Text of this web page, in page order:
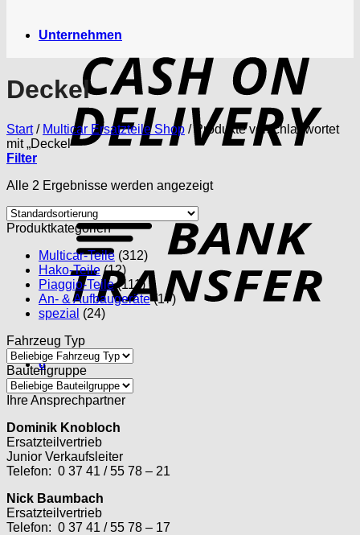
0
Unternehmen
Deckel
Start / Multicar Ersatzteile Shop /Produkte verschlagwortet
mit „Deckel“
Filter
Alle 2 Ergebnisse werden angezeigt
Produktkategorien
Multicar-Teile (312)
Hako-Teile (12)
Piaggio-Teile (111)
An- & Aufbaugeräte (17)
spezial (24)
Fahrzeug Typ
Bauteilgruppe
Ihre Ansprechpartner
Dominik Knobloch
Ersatzteilvertrieb
Junior Verkaufsleiter
Telefon: 0 37 41 / 55 78 – 21
Nick Baumbach
Ersatzteilvertrieb
Telefon: 0 37 41 / 55 78 – 17